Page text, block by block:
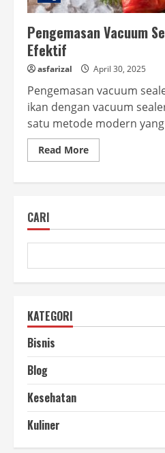
Pengemasan Vacuum
Efektif
asfarizal April 30, 2025
Pengemasan vacuum
ikan dengan vacuum
satu metode modern
Read MoreRead
more
Efektif
CARI
KATEGORI
Bisnis
Blog
Kesehatan
Kuliner